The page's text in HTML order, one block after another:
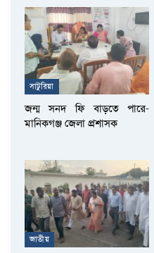
সাটুরিয়া
জন্ম সনদ ফি বাড়তে পারে-
মানিকগঞ্জ জেলা প্রশাসক
জাতীয়